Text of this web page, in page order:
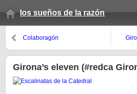
los sueños de la razón
Colaboragón
Girona’s eleven (#redca